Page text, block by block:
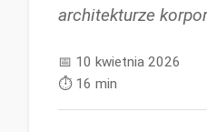
architekturze
📅 10 kwietnia 2026
⏱️ 16 min